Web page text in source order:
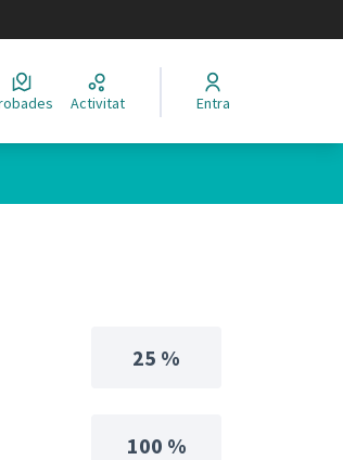
Activitat Entra
25 %
100 %